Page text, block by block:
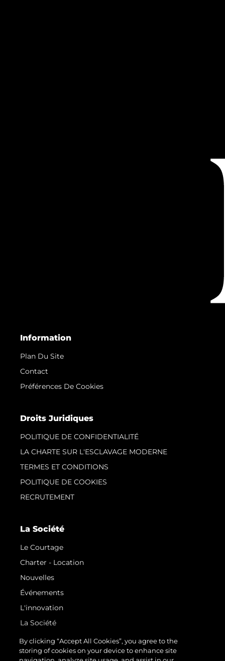
Information
Plan Du Site
Contact
Préférences De Cookies
Droits Juridiques
POLITIQUE DE CONFIDENTIALITÉ
LA CHARTE SUR L'ESCLAVAGE MODERNE
TERMES ET CONDITIONS
POLITIQUE DE COOKIES
RECRUTEMENT
La Société
Le Courtage
Charter - Location
Nouvelles
Événements
L'innovation
La Société
Notre Équipe
Style De Vie
By clicking “Accept All Cookies”, you agree to the
storing of cookies on your device to enhance site